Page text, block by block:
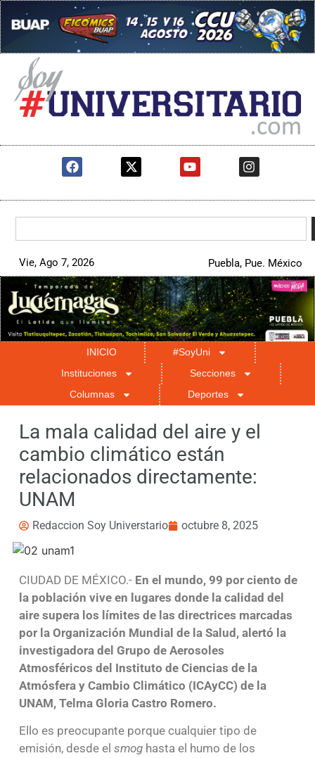
Vie, Ago 7, 2026 Puebla, Pue. México
INICIO
#SoyUni
Instituciones
Secciones
Columnas
Deportes
La mala calidad del aire y el
cambio climático están
relacionados directamente:
UNAM
Redaccion Soy Universtario octubre 8, 2025
CIUDAD DE MÉXICO.- En el mundo, 99 por ciento de
la población vive en lugares donde la calidad del
aire supera los límites de las directrices marcadas
por la Organización Mundial de la Salud, alertó la
investigadora del Grupo de Aerosoles
Atmosféricos del Instituto de Ciencias de la
Atmósfera y Cambio Climático (ICAyCC) de la
UNAM, Telma Gloria Castro Romero.
Ello es preocupante porque cualquier tipo de
emisión, desde el smoghasta el humo de los